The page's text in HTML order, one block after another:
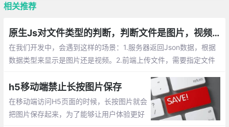
相关推荐
原生Js对文件类型的判断，判断文件是图片，视频等格式
在我们开发中，会遇到这样的场景：1.服务器返回Json数据，根据
数据类型来显示是图片还是视频。2.前端上传文件，需要指定文件
型
h5移动端禁止长按图片保存
在移动端访问H5页面的时候，长按图片就会
把图片保存起来，为了能够让用户体验更好